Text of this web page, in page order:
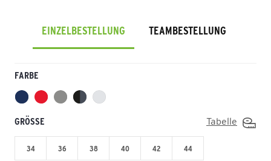
EINZELBESTELLUNG TEAMBESTELLUNG
FARBE
GRÖSSE Tabelle
34 36 38 40 42 44